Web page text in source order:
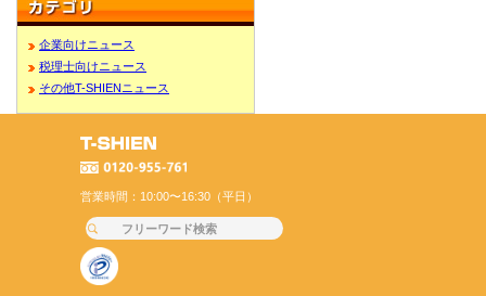
企業向けニュース
税理士向けニュース
その他T-SHIENニュース
営業時間：10:00〜16:30（平日）